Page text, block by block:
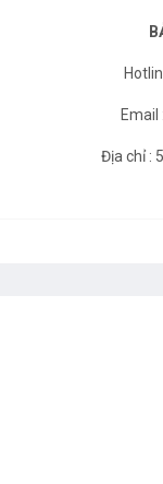
Địa chỉ :